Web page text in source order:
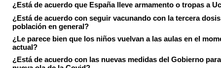
¿Está de acuerdo que España lleve armamento o tropas a
¿Está de acuerdo con seguir vacunando con la tercera
población en general?
¿Le parece bien que los niños vuelvan a las aulas en el
actual?
¿Está de acuerdo con las nuevas medidas del Gobierno